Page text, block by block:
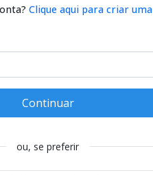
Clique aqui para criar uma
Continuar
ou, se preferir